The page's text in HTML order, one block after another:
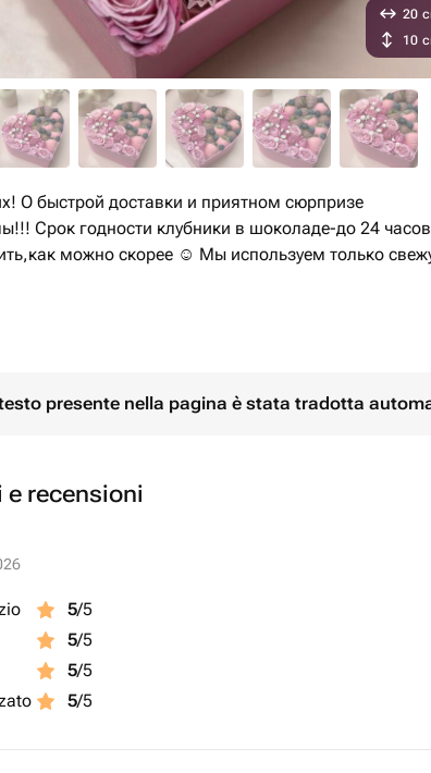
20
10
О быстрой доставки и приятном сюрпризе
Срок годности клубники в шоколаде-до 24
можно скорее ☺️ Мы используем только
шоколад! Учитываем все пожелания
presente nella pagina è stata tradotta
recensioni
5/5
5/5
5/5
5/5